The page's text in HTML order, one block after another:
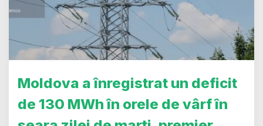
Moldova a înregistrat un deficit
de 130 MWh în orele de vârf în